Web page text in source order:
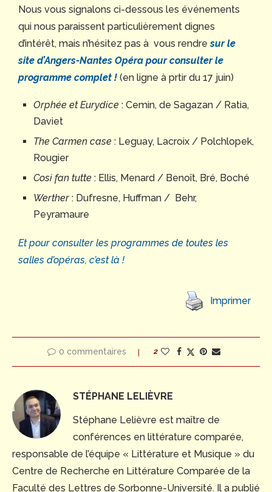
Nous vous signalons ci-dessous les événements
qui nous paraissent particulièrement dignes
d’intérêt, mais n’hésitez pas à vous rendresur le
site d’Angers-Nantes Opéra pour consulter le
programme complet ! (en ligne à prtir du 17 juin)
Orphée et Eurydice : Cemin, de Sagazan / Ratia,
Daviet
The Carmen case : Leguay, Lacroix / Polchlopek,
Rougier
Cosi fan tutte : Ellis, Menard / Benoît, Bré, Boché
Werther : Dufresne, Huffman / Behr,
Peyramaure
Et pour consulter les programmes de toutes les
salles d’opéras, c’est là !
Imprimer
0 commentaires 2
STÉPHANE LELIÈVRE
Stéphane Lelièvre est maître de
conférences en littérature comparée,
responsable de l’équipe « Littérature et Musique » du
Centre de Recherche en Littérature Comparée de la
Faculté des Lettres de Sorbonne-Université. Il a publié